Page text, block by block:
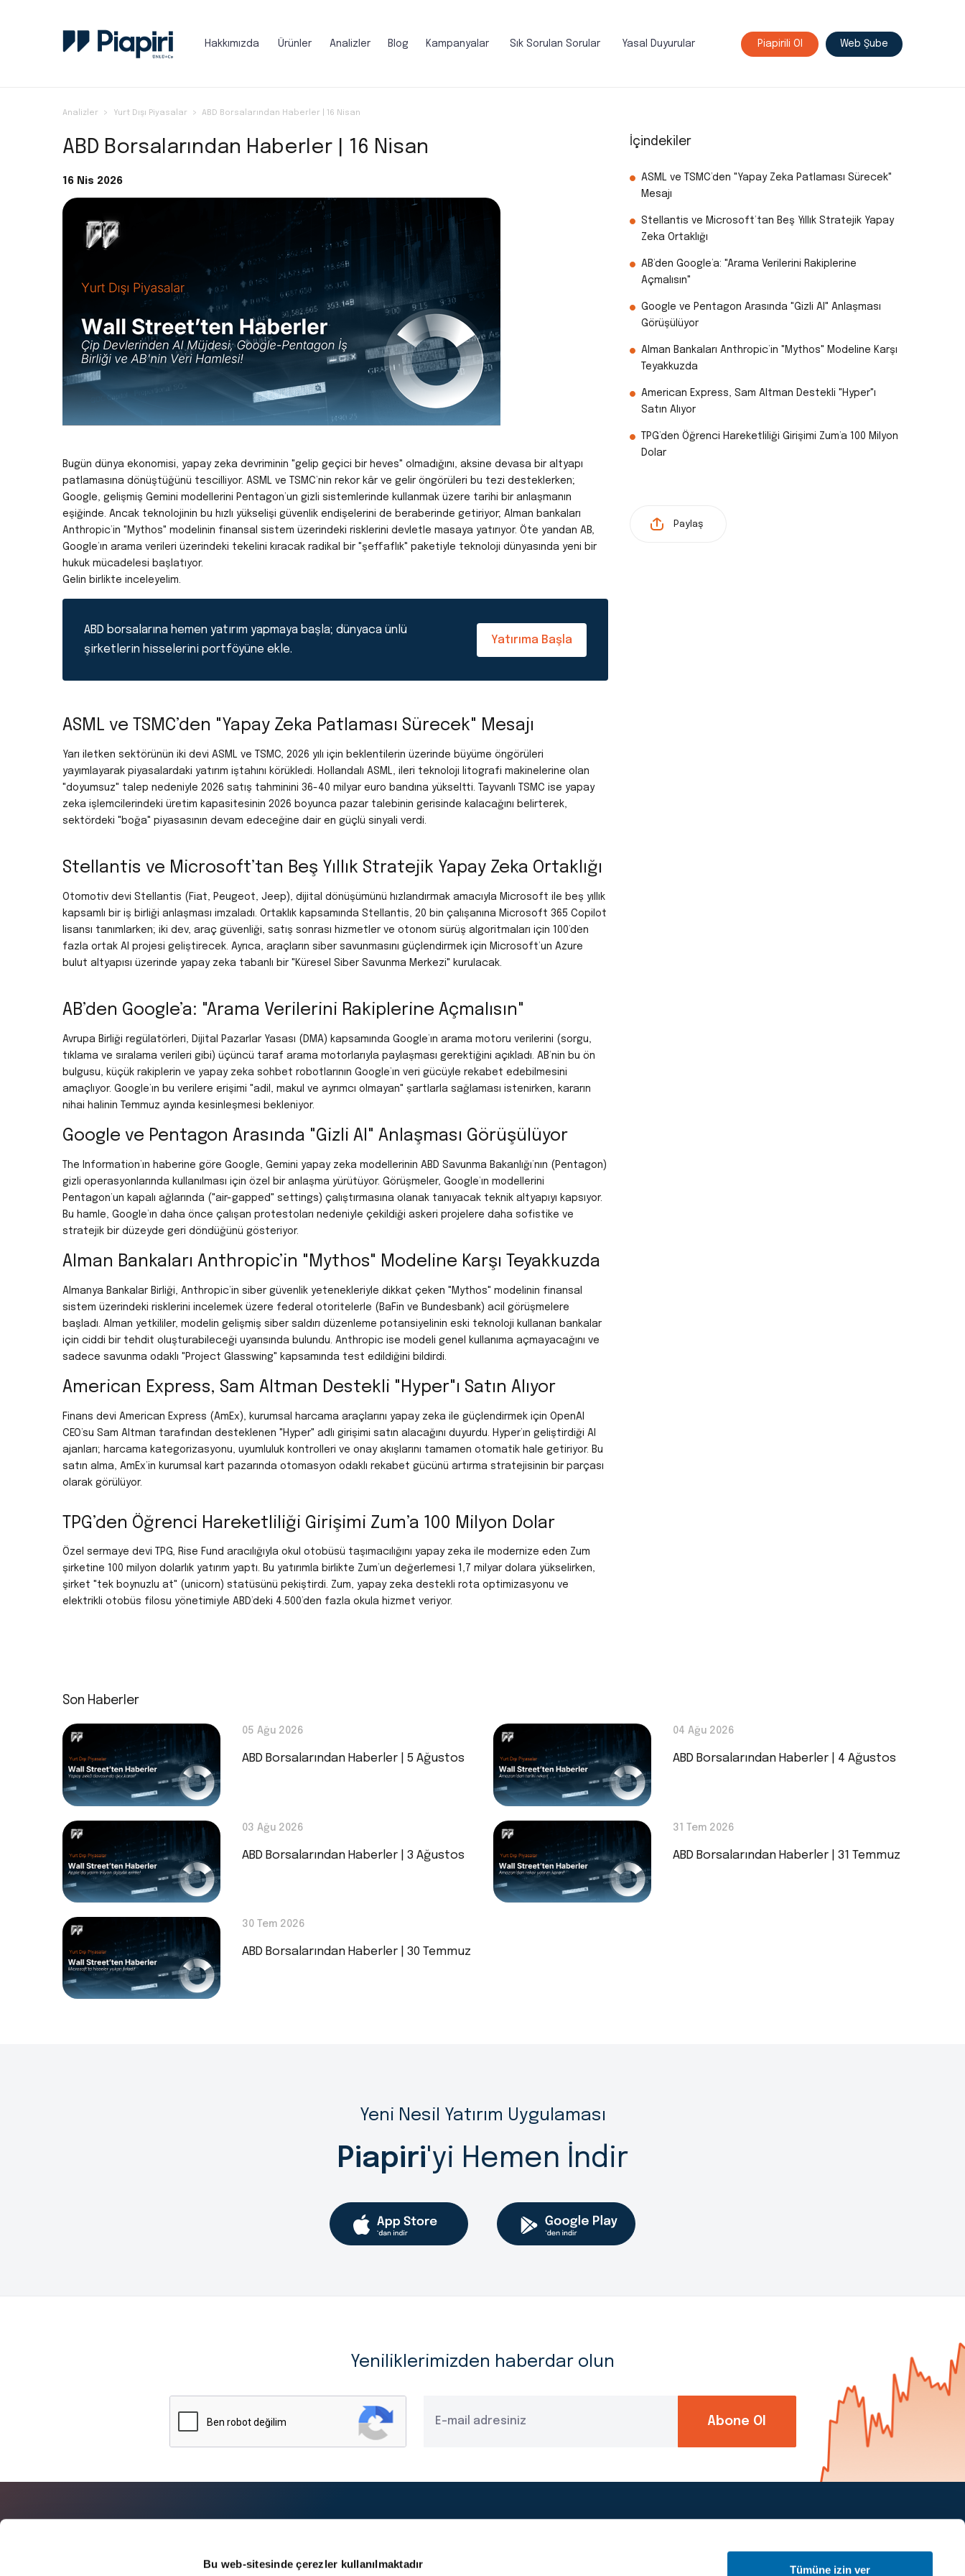
Bu web-sitesinde çerezler kullanılmaktadır Tümüne izin ver
Hakkımızda Ürünler Analizler Blog Kampanyalar Sık Sorulan Sorular Yasal Duyurular Piapirili Ol Web Şube
Analizler Yurt Dışı Piyasalar ABD Borsalarından Haberler | 16 Nisan
ABD Borsalarından Haberler | 16 Nisan
16 Nis 2026
Bugün dünya ekonomisi, yapay zeka devriminin "gelip geçici bir heves" olmadığını, aksine devasa bir altyapı
patlamasına dönüştüğünü tescilliyor. ASML ve TSMC’nin rekor kâr ve gelir öngörüleri bu tezi desteklerken;
Google, gelişmiş Gemini modellerini Pentagon’un gizli sistemlerinde kullanmak üzere tarihi bir anlaşmanın
eşiğinde. Ancak teknolojinin bu hızlı yükselişi güvenlik endişelerini de beraberinde getiriyor; Alman bankaları
Anthropic’in "Mythos" modelinin finansal sistem üzerindeki risklerini devletle masaya yatırıyor. Öte yandan AB,
Google’ın arama verileri üzerindeki tekelini kıracak radikal bir "şeffaflık" paketiyle teknoloji dünyasında yeni bir
hukuk mücadelesi başlatıyor.
Gelin birlikte inceleyelim.
ABD borsalarına hemen yatırım yapmaya başla; dünyaca ünlü
şirketlerin hisselerini portföyüne ekle.
Yatırıma Başla
ASML ve TSMC’den "Yapay Zeka Patlaması Sürecek" Mesajı
Yarı iletken sektörünün iki devi ASML ve TSMC, 2026 yılı için beklentilerin üzerinde büyüme öngörüleri
yayımlayarak piyasalardaki yatırım iştahını körükledi. Hollandalı ASML, ileri teknoloji litografi makinelerine olan
"doyumsuz" talep nedeniyle 2026 satış tahminini 36-40 milyar euro bandına yükseltti. Tayvanlı TSMC ise yapay
zeka işlemcilerindeki üretim kapasitesinin 2026 boyunca pazar talebinin gerisinde kalacağını belirterek,
sektördeki "boğa" piyasasının devam edeceğine dair en güçlü sinyali verdi.
Stellantis ve Microsoft’tan Beş Yıllık Stratejik Yapay Zeka Ortaklığı
Otomotiv devi Stellantis (Fiat, Peugeot, Jeep), dijital dönüşümünü hızlandırmak amacıyla Microsoft ile beş yıllık
kapsamlı bir iş birliği anlaşması imzaladı. Ortaklık kapsamında Stellantis, 20 bin çalışanına Microsoft 365 Copilot
lisansı tanımlarken; iki dev, araç güvenliği, satış sonrası hizmetler ve otonom sürüş algoritmaları için 100’den
fazla ortak AI projesi geliştirecek. Ayrıca, araçların siber savunmasını güçlendirmek için Microsoft’un Azure
bulut altyapısı üzerinde yapay zeka tabanlı bir "Küresel Siber Savunma Merkezi" kurulacak.
AB’den Google’a: "Arama Verilerini Rakiplerine Açmalısın"
Avrupa Birliği regülatörleri, Dijital Pazarlar Yasası (DMA) kapsamında Google’ın arama motoru verilerini (sorgu,
tıklama ve sıralama verileri gibi) üçüncü taraf arama motorlarıyla paylaşması gerektiğini açıkladı. AB’nin bu ön
bulgusu, küçük rakiplerin ve yapay zeka sohbet robotlarının Google’ın veri gücüyle rekabet edebilmesini
amaçlıyor. Google’ın bu verilere erişimi "adil, makul ve ayrımcı olmayan" şartlarla sağlaması istenirken, kararın
nihai halinin Temmuz ayında kesinleşmesi bekleniyor.
Google ve Pentagon Arasında "Gizli AI" Anlaşması Görüşülüyor
The Information’ın haberine göre Google, Gemini yapay zeka modellerinin ABD Savunma Bakanlığı’nın (Pentagon)
gizli operasyonlarında kullanılması için özel bir anlaşma yürütüyor. Görüşmeler, Google’ın modellerini
Pentagon’un kapalı ağlarında ("air-gapped" settings) çalıştırmasına olanak tanıyacak teknik altyapıyı kapsıyor.
Bu hamle, Google’ın daha önce çalışan protestoları nedeniyle çekildiği askeri projelere daha sofistike ve
stratejik bir düzeyde geri döndüğünü gösteriyor.
Alman Bankaları Anthropic’in "Mythos" Modeline Karşı Teyakkuzda
Almanya Bankalar Birliği, Anthropic’in siber güvenlik yetenekleriyle dikkat çeken "Mythos" modelinin finansal
sistem üzerindeki risklerini incelemek üzere federal otoritelerle (BaFin ve Bundesbank) acil görüşmelere
başladı.
Alman yetkililer, modelin gelişmiş siber saldırı düzenleme potansiyelinin eski teknoloji kullanan bankalar
için ciddi bir tehdit oluşturabileceği uyarısında bulundu. Anthropic ise modeli genel kullanıma açmayacağını ve
sadece savunma odaklı "Project Glasswing" kapsamında test edildiğini bildirdi.
American Express, Sam Altman Destekli "Hyper"ı Satın Alıyor
Finans devi American Express (AmEx), kurumsal harcama araçlarını yapay zeka ile güçlendirmek için OpenAI
CEO’su Sam Altman tarafından desteklenen "Hyper" adlı girişimi satın alacağını duyurdu.
Hyper’ın geliştirdiği AI
ajanları; harcama kategorizasyonu, uyumluluk kontrolleri ve onay akışlarını tamamen otomatik hale getiriyor. Bu
satın alma, AmEx’in kurumsal kart pazarında otomasyon odaklı rekabet gücünü artırma stratejisinin bir parçası
olarak görülüyor.
TPG’den Öğrenci Hareketliliği Girişimi Zum’a 100 Milyon Dolar
Özel sermaye devi TPG, Rise Fund aracılığıyla okul otobüsü taşımacılığını yapay zeka ile modernize eden Zum
şirketine 100 milyon dolarlık yatırım yaptı. Bu yatırımla birlikte Zum’un değerlemesi 1,7 milyar dolara yükselirken,
şirket "tek boynuzlu at" (unicorn) statüsünü pekiştirdi. Zum, yapay zeka destekli rota optimizasyonu ve
elektrikli otobüs filosu yönetimiyle ABD’deki 4.500’den fazla okula hizmet veriyor.
İçindekiler
ASML ve TSMC’den "Yapay Zeka Patlaması Sürecek"
Mesajı
Stellantis ve Microsoft’tan Beş Yıllık Stratejik Yapay
Zeka Ortaklığı
AB’den Google’a: "Arama Verilerini Rakiplerine
Açmalısın"
Google ve Pentagon Arasında "Gizli AI" Anlaşması
Görüşülüyor
Alman Bankaları Anthropic’in "Mythos" Modeline Karşı
Teyakkuzda
American Express, Sam Altman Destekli "Hyper"ı
Satın Alıyor
TPG’den Öğrenci Hareketliliği Girişimi Zum’a 100 Milyon
Dolar
Paylaş
Son Haberler
05 Ağu 2026
ABD Borsalarından Haberler | 5 Ağustos
04 Ağu 2026
ABD Borsalarından Haberler | 4 Ağustos
03 Ağu 2026
ABD Borsalarından Haberler | 3 Ağustos
31 Tem 2026
ABD Borsalarından Haberler | 31 Temmuz
30 Tem 2026
ABD Borsalarından Haberler | 30 Temmuz
Yeni Nesil Yatırım Uygulaması
Piapiri'yi Hemen İndir
Yeniliklerimizden haberdar olun
Abone Ol
Kişisel Verilerin Korunması ve